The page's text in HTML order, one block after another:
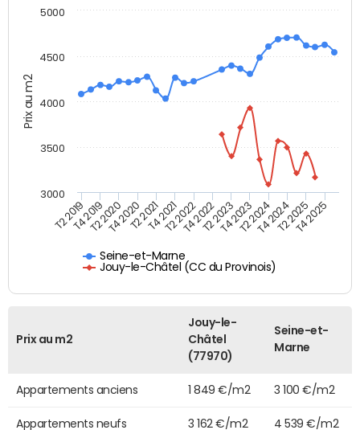
Prix au m2
Seine-et-Marne
Jouy-le-Châtel (CC du Provinois)
T2 2019T4 2019T2 2020T4 2020T2 2021T4 2021T2 2022T4 2022T2 2023T4 2023T2 2024T4 2024T2 2025T4 2025
3000
3500
4000
4500
5000
Prix au m2
Jouy-le-
Châtel
(77970)
Seine-et-
Marne
Appartements anciens 1 849 €/m2 3 100 €/m2
Appartements neufs 3 162 €/m2 4 539 €/m2